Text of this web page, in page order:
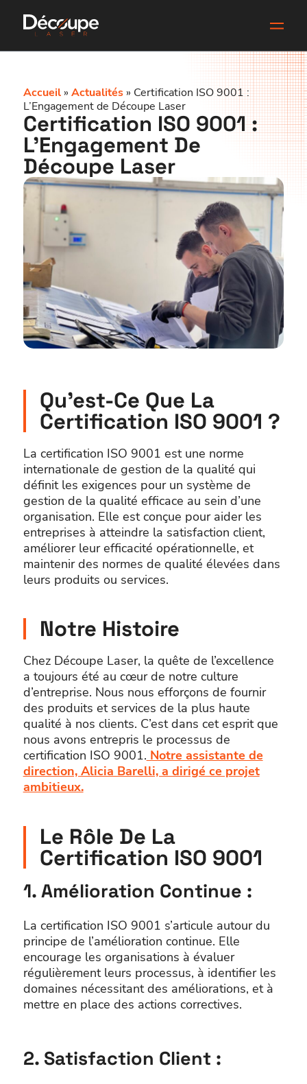
Accueil» Actualités» Certification ISO 9001 :
L’Engagement de Découpe Laser
Certification ISO 9001 :
L’Engagement De
Découpe Laser
Qu’est-Ce Que La
Certification ISO 9001 ?
La certification ISO 9001 est une norme
internationale de gestion de la qualité qui
définit les exigences pour un système de
gestion de la qualité efficace au sein d’une
organisation. Elle est conçue pour aider les
entreprises à atteindre la satisfaction client,
améliorer leur efficacité opérationnelle, et
maintenir des normes de qualité élevées dans
leurs produits ou services.
Notre Histoire
Chez Découpe Laser, la quête de l’excellence
a toujours été au cœur de notre culture
d’entreprise. Nous nous efforçons de fournir
des produits et services de la plus haute
qualité à nos clients. C’est dans cet esprit que
nous avons entrepris le processus de
certification ISO 9001. Notre assistante de
direction, Alicia Barelli, a dirigé ce projet
ambitieux.
Le Rôle De La
Certification ISO 9001
1. Amélioration Continue :
La certification ISO 9001 s’articule autour du
principe de l’amélioration continue. Elle
encourage les organisations à évaluer
régulièrement leurs processus, à identifier les
domaines nécessitant des améliorations, et à
mettre en place des actions correctives.
2. Satisfaction Client :